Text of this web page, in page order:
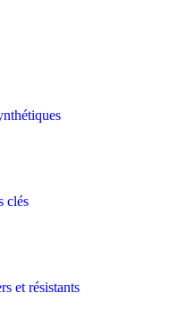
clés
et résistants